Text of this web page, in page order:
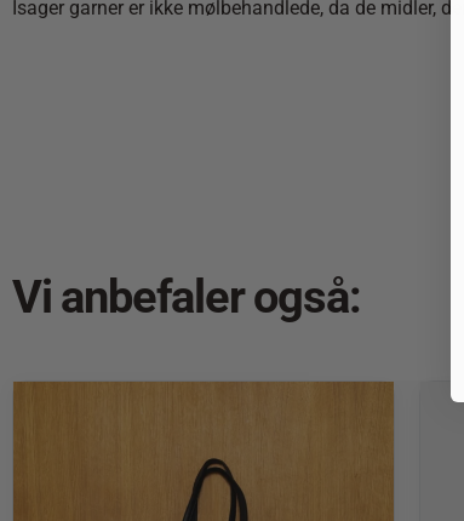
Isager garner er ikke mølbehandlede, da de midler,
Vi anbefaler også: